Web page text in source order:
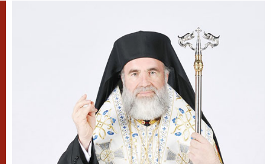
✝) Duminica a 10-a după
Rusalii (Vindecarea
lunaticului)
În vremea aceea s-a apropiat de
Iisus un om, îngenunchind
înaintea Lui și zicându-I: Doamne, miluiește pe
fiul meu, că este lunatic și pătimește rău,
căci adesea...